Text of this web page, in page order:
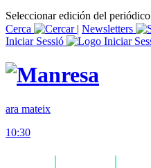
Seleccionar edición del periódico
Cerca
| Newsletters
Iniciar Sessió
ara mateix
10:30